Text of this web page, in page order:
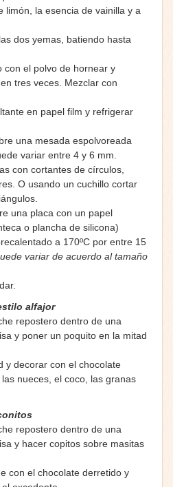
limón, la esencia de vainilla y a
dos yemas, batiendo hasta
con el polvo de hornear y
tres veces. Mezclar con
en papel film y refrigerar
una mesada espolvoreada
variar entre 4 y 6 mm.
con cortantes de círculos,
O usando un cuchillo cortar
una placa con un papel
o plancha de silicona)
a 170ºC por entre 15
variar de acuerdo al tamaño
alfajor
repostero dentro de una
y poner un poquito en la mitad
y decorar con el chocolate
nueces, el coco, las granas
repostero dentro de una
y hacer copitos sobre masitas
con el chocolate derretido y